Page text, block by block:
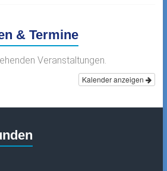
& Termine
Veranstaltungen.
Kalender anzeigen